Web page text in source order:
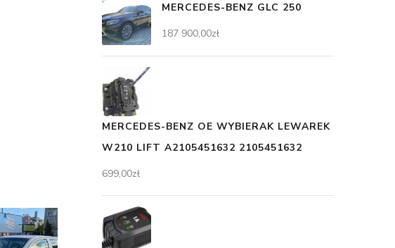
MERCEDES-BENZ GLC 250
187 900,00zł
MERCEDES-BENZ OE WYBIERAK LEWAREK
W210 LIFT A2105451632 2105451632
699,00zł